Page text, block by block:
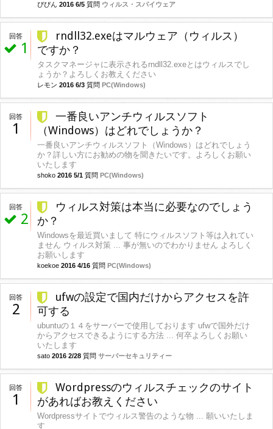
ぴぴん 2016 6/5 質問 ウィルス・スパイウェア
回答
1
rndll32.exeはマルウェア（ウィルス）
ですか？
タスクマネージャに表示されるrndll32.exeとはウィルスでし
ょうか？よろしくお教えください
レモン 2016 6/3 質問 PC(Windows)
回答
1
一番良いアンチウィルスソフト
（Windows）はどれでしょうか？
一番良いアンチウィルスソフト（Windows）はどれでしょう
か？詳しい方にお勧めの物を聞きたいです。よろしくお願い
いたします
shoko 2016 5/1 質問 PC(Windows)
回答
2
ウィルス対策は本当に必要なのでしょう
か？
Windowsを最近買いまして 特にウィルスソフト等は入れてい
ません ウィルス対策 ... 事が無いのでわかりません よろしく
お願いします
koekoe 2016 4/16 質問 PC(Windows)
回答
2
ufwの設定で国内だけからアクセスを許
可する
ubuntuの１４をサーバーで使用しております ufwで国外だけ
からアクセスできるようにする方法 ... 何卒よろしくお願い
いたします
sato 2016 2/28 質問 サーバーセキュリティー
回答
1
Wordpressのウィルスチェックのサイト
があればお教えください
Wordpressサイトでウィルス警告のような物 ... 願いいたしま
す